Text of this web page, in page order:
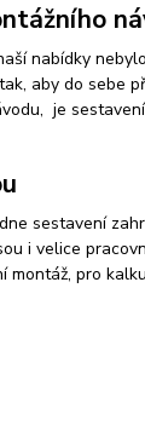
nabídky
aby do sebe
je
sestavení
i velice
montáž, pro